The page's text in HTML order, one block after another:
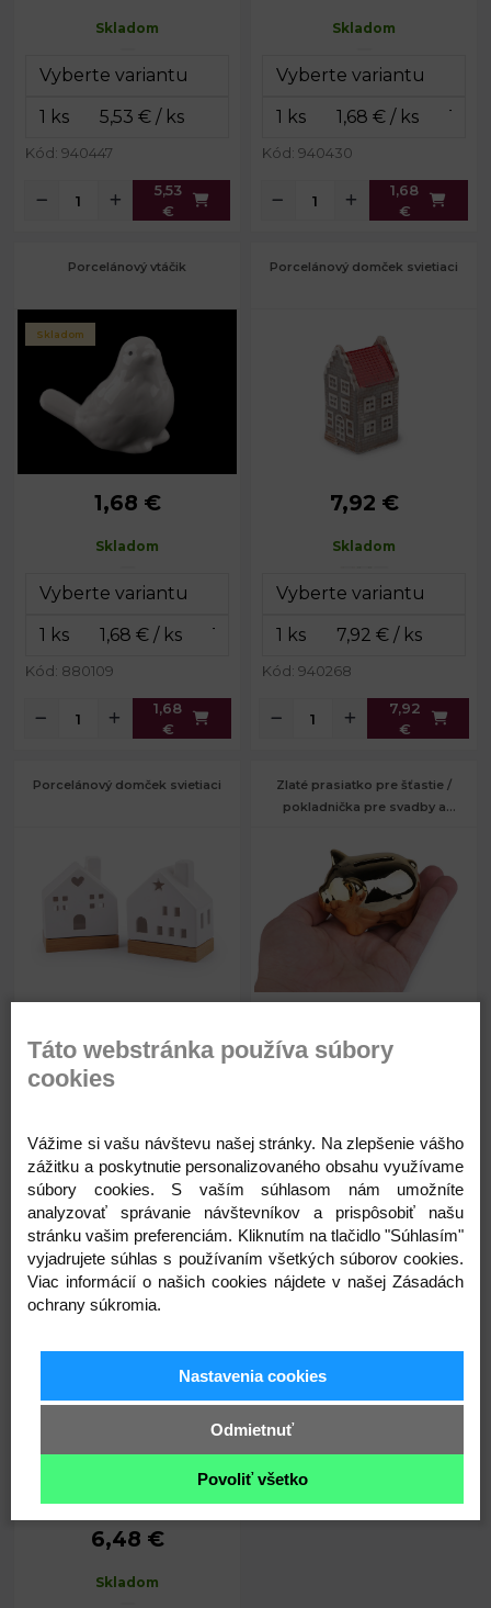
Skladom
Kód: 940447
5,53
€
Skladom
Kód: 940430
1,68
€
Porcelánový vtáčik
Rozmery: 3,9 x 6,3 cm
Skladom
1,68 €
Skladom
Kód: 880109
1,68
€
Porcelánový domček svietiaci
Rozmery:
č. 1: 4,5 x 8,5 x 4,5
Rozmery: č. 2: 5 x 10 x 5 cm
Rozmery:
č. 3: 5,5 x 11 x 5
cm
7,92 €
Skladom
Kód: 940268
7,92
€
Porcelánový domček svietiaci
Výška:
č. 1: 14 cm
Rozmery: č. 3: 6,7 x 13,2 cm
Kód: 890029
18,32
€
Zlaté prasiatko pre šťastie /
pokladnička pre svadby a
Skladom
Kód: 840129
4,48
€
Vonná sada difuzér a tyčinky
50 ml
Rozmery:
6,48 €
Skladom
Táto webstránka používa súbory
cookies
Vážime si vašu návštevu našej stránky. Na zlepšenie vášho
zážitku a poskytnutie personalizovaného obsahu využívame
súbory cookies. S vaším súhlasom nám umožníte
analyzovať správanie návštevníkov a prispôsobiť našu
stránku vašim preferenciám. Kliknutím na tlačidlo "Súhlasím"
vyjadrujete súhlas s používaním všetkých súborov cookies.
Viac informácií o našich cookies nájdete v našej Zásadách
ochrany súkromia.
Nastavenia cookies
Odmietnuť
Povoliť všetko